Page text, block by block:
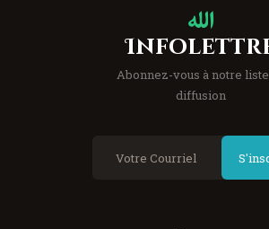
Abonnez-vous à notre
diffusion